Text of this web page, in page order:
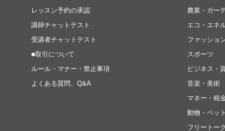
レッスン予約の承認
講師チャットテスト
受講者チャットテスト
■取引について
ルール・マナー・禁止事項
よくある質問、Q&A
農業・ガー
エコ・エネ
ファッショ
スポーツ
ビジネス・
音楽・美術
マネー・税
動物・ペット
フリートーク